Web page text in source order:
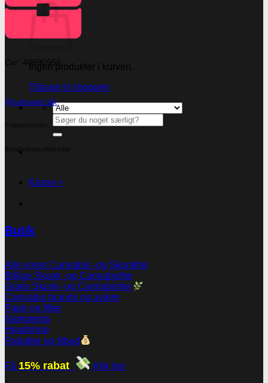
Ingen produkter i kurven.
Tilbage til shoppen
Søg
efter:
Kasse +
Cvr: 40690956
@subseed.dk
Butik
Alle vores Cannabis -og Skunkfrø
Billige Skunk -og Cannabisfrø
Gratis Skunk -og Cannabisfrø
Cannabis brands og avlere
Papir og filter
Narkotests
Headshop
Rabatter og tilbud
Få 15% rabat Klik her